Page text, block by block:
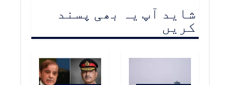
شاید آپ یہ بھی پسند
کریں